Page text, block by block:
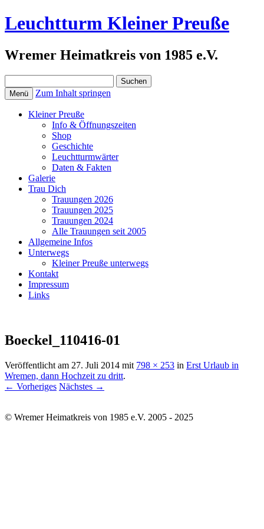
Leuchtturm Kleiner Preuße
Wremer Heimatkreis von 1985 e.V.
nach:
Menü Zum Inhalt springen
Kleiner Preuße
Info & Öffnungszeiten
Shop
Geschichte
Leuchtturmwärter
Daten & Fakten
Galerie
Trau Dich
Trauungen 2026
Trauungen 2025
Trauungen 2024
Alle Trauungen seit 2005
Allgemeine Infos
Unterwegs
Kleiner Preuße unterwegs
Kontakt
Impressum
Links
Boeckel_110416-01
Veröffentlicht am 27. Juli 2014 mit 798 × 253 in Erst Urlaub in
Wremen, dann Hochzeit zu dritt.
← Vorheriges Nächstes →
© Wremer Heimatkreis von 1985 e.V. 2005 - 2025